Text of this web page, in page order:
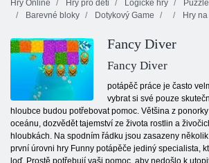
Hry Online
Hry pro děti Logické hry Puzzle
Barevné bloky
Dotykový Game Hry
Fancy Diver
Fancy Diver
potápěč práce je často
vybrat si své pouze
hloubce budou potřebovat pomoc. Většina z
oceánu, dozvědět tajemství ze života rostlin a
hloubkách. Na spodním řádku jsou zasazeny
první úrovni hry Funny potápěče jediný specialista,
loď. Prostě potřebují vaši pomoc, aby nedošlo k